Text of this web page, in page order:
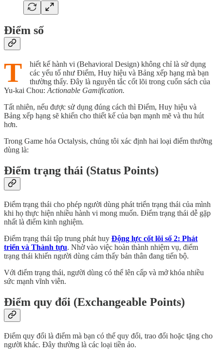
Điểm số
T
hiết kế hành vi (Behavioral Design) không chỉ là sử dụng
các yếu tố như Điểm, Huy hiệu và Bảng xếp hạng mà bạn
thường thấy. Đây là nguyên tắc cốt lõi trong cuốn sách của
Yu-kai Chou: Actionable Gamification.
Tất nhiên, nếu được sử dụng đúng cách thì Điểm, Huy hiệu và
Bảng xếp hạng sẽ khiến cho thiết kế của bạn mạnh mẽ và thu hút
hơn.
Trong Game hóa Octalysis, chúng tôi xác định hai loại điểm thường
dùng là:
Điểm trạng thái (Status Points)
Điểm trạng thái cho phép người dùng phát triển trạng thái của mình
khi họ thực hiện nhiều hành vi mong muốn. Điểm trạng thái dễ gặp
nhất là điểm kinh nghiệm.
Điểm trạng thái tập trung phát huy Động lực cốt lõi số 2: Phát
triển và Thành tựu. Nhờ vào việc hoàn thành nhiệm vụ, điểm
trạng thái khiến người dùng cảm thấy bản thân đang tiến bộ.
Với điểm trạng thái, người dùng có thể lên cấp và mở khóa nhiều
sức mạnh vĩnh viễn.
Điểm quy đổi (Exchangeable Points)
Điểm quy đổi là điểm mà bạn có thể quy đổi, trao đổi hoặc tặng cho
người khác. Đây thường là các loại tiền ảo.